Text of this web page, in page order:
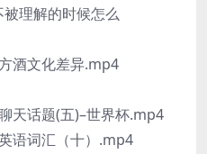
理解的时候怎么
酒文化差异.mp4
天话题(五)–世界杯.mp4
语词汇（十）.mp4